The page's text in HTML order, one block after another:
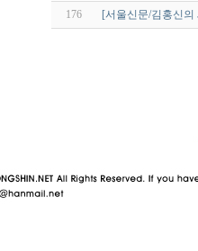
176 [서울신문/김홍신